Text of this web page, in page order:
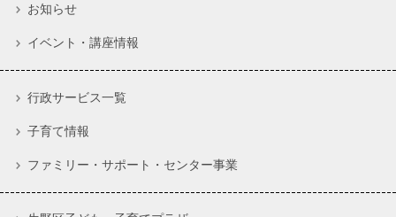
お知らせ
イベント・講座情報
行政サービス一覧
子育て情報
ファミリー・サポート・センター事業